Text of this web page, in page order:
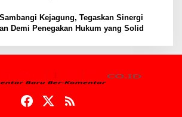
Kejagung, Tegaskan Sinergi
Demi Penegakan Hukum yang Solid